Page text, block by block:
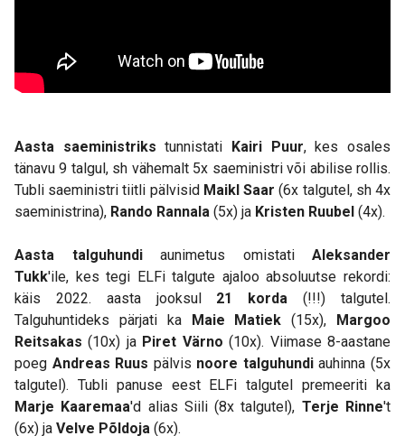
Aasta saeministriks tunnistati Kairi Puur, kes osales
tänavu 9 talgul, sh vähemalt 5x saeministri või abilise rollis.
Tubli saeministri tiitli pälvisid Maikl Saar (6x talgutel, sh 4x
saeministrina), Rando Rannala (5x) ja Kristen Ruubel (4x).
Aasta talguhundi aunimetus omistati Aleksander
Tukk'ile, kes tegi ELFi talgute ajaloo absoluutse rekordi:
käis 2022. aasta jooksul
21 korda (!!!) talgutel.
Talguhuntideks pärjati ka
Maie Matiek (15x),
Margoo
Reitsakas (10x) ja Piret Värno (10x). Viimase 8-aastane
poeg Andreas Ruus pälvis noore talguhundiauhinna (5x
talgutel). Tubli panuse eest ELFi talgutel premeeriti ka
Marje Kaaremaa'd alias Siili (8x talgutel), Terje Rinne't
(6x) ja Velve Põldoja (6x).